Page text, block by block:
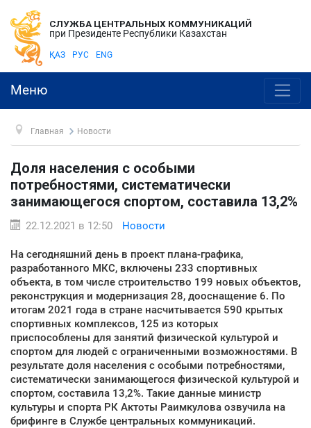
СЛУЖБА ЦЕНТРАЛЬНЫХ КОММУНИКАЦИЙ
при Президенте Республики Казахстан
ҚАЗ РУС ENG
Меню
Главная Новости
Доля населения с особыми
потребностями, систематически
занимающегося спортом, составила 13,2%
22.12.2021 в 12:50 Новости
На сегодняшний день в проект плана-графика,
разработанного МКС, включены 233 спортивных
объекта, в том числе строительство 199 новых объектов,
реконструкция и модернизация 28, дооснащение 6. По
итогам 2021 года в стране насчитывается 590 крытых
спортивных комплексов, 125 из которых
приспособлены для занятий физической культурой и
спортом для людей с ограниченными возможностями. В
результате доля населения с особыми потребностями,
систематически занимающегося физической культурой и
спортом, составила 13,2%. Такие данные министр
культуры и спорта РК Актоты Раимкулова озвучила на
брифинге в Службе центральных коммуникаций.